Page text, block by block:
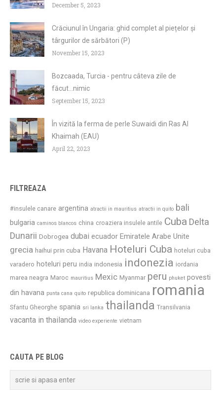
December 5, 2023
Crăciunul în Ungaria: ghid complet al piețelor și
târgurilor de sărbători (P)
November 15, 2023
Bozcaada, Turcia - pentru câteva zile de
făcut...nimic
September 15, 2023
În vizită la ferma de perle Suwaidi din Ras Al
Khaimah (EAU)
April 22, 2023
FILTREAZA
#insulele canare argentina atractii in mauritius atractii in quito bali
bulgaria caminos blancos china croaziera insulele antile Cuba Delta
Dunarii Dobrogea dubai ecuador Emiratele Arabe Unite
grecia haihui prin cuba Havana Hoteluri Cuba hoteluri cuba
varadero hoteluri peru india indonesia indonezia iordania
marea neagra Maroc mauritius Mexic Myanmar peru phuket povesti
din havana punta cana quito republica dominicana romania
Sfantu Gheorghe spania sri lanka thailanda Transilvania
vacanta in thailanda video experiente vietnam
CAUTA PE BLOG